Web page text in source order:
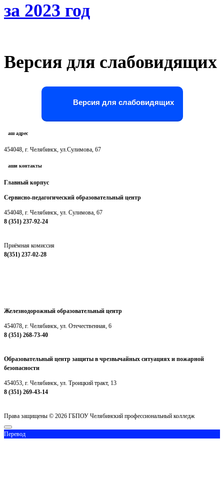
за 2023 год
Версия для слабовидящих
Версия для слабовидящих
Наш адрес
454048, г. Челябинск, ул.Сулимова, 67
Наши контакты
Главный корпус
Сервисно-педагогический образовательный центр
454048, г. Челябинск, ул. Сулимова, 67
8 (351) 237-92-24
Приёмная комиссия
8(351) 237-02-28
Железнодорожный образовательный центр
454078, г. Челябинск, ул. Отечественная, 6
8 (351) 268-73-40
Образовательный центр защиты в чрезвычайных ситуациях и пожарной
безопасности
454053, г. Челябинск, ул. Троицкий тракт, 13
8 (351) 269-43-14
Права защищены © 2026 ГБПОУ Челябинский профессиональный колледж
Перевод